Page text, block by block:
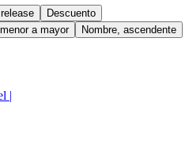
Descuento
a mayor
Nombre, ascendente